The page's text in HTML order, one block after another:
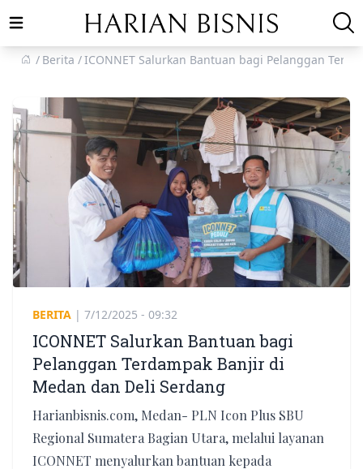
Open main menu
Berita
ICONNET Salurkan Bantuan bagi Pelanggan
BERITA | 7/12/2025 - 09:32
ICONNET Salurkan Bantuan bagi
Pelanggan Terdampak Banjir di
Medan dan Deli Serdang
Harianbisnis.com, Medan- PLN Icon Plus SBU
Regional Sumatera Bagian Utara, melalui layanan
ICONNET menyalurkan bantuan kepada